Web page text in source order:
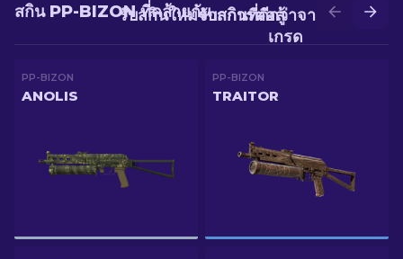
รับสกินที่ดีกว่าจากการอัป
เกรด
รับสกินใหม่จากการต่อสู้
สกิน PP-BIZON ที่คล้ายกัน
PP-BIZON
ANOLIS
PP-BIZON
TRAITOR